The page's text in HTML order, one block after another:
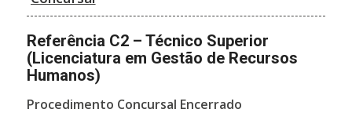
Referência C2 – Técnico Superior
(Licenciatura em Gestão de Recursos
Humanos)
Procedimento Concursal Encerrado